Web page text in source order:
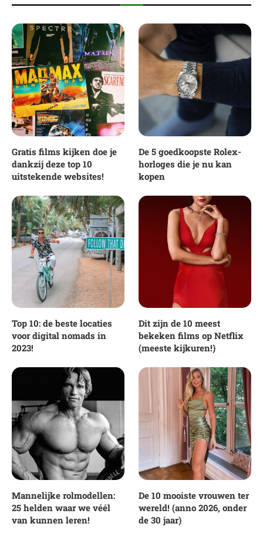
Gratis films kijken doe je
dankzij deze top 10
uitstekende websites!
De 5 goedkoopste Rolex-
horloges die je nu kan
kopen
Top 10: de beste locaties
voor digital nomads in
2023!
Dit zijn de 10 meest
bekeken films op Netflix
(meeste kijkuren!)
Mannelijke rolmodellen:
25 helden waar we véél
van kunnen leren!
De 10 mooiste vrouwen ter
wereld! (anno 2026, onder
de 30 jaar)